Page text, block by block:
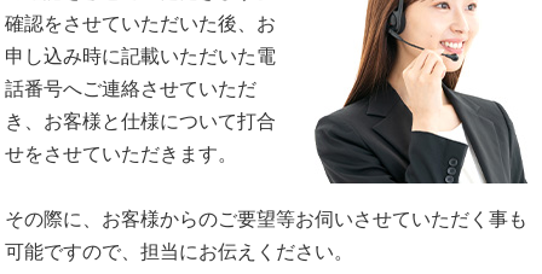
確認をさせていただいた後、お
申し込み時に記載いただいた電
話番号へご連絡させていただ
き、お客様と仕様について打合
せをさせていただきます。
その際に、お客様からのご要望等お伺いさせていただく事も
可能ですので、担当にお伝えください。